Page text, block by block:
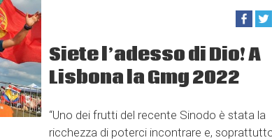
Siete l’adesso di Dio! A
Lisbona la Gmg 2022
“Uno dei frutti del recente Sinodo è stata la
ricchezza di poterci incontrare e,